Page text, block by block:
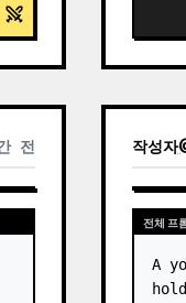
으
3D
전 작성자
전체 프
A